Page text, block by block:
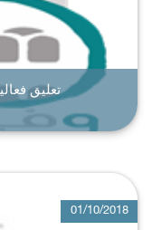
تعليق
01/10/2018